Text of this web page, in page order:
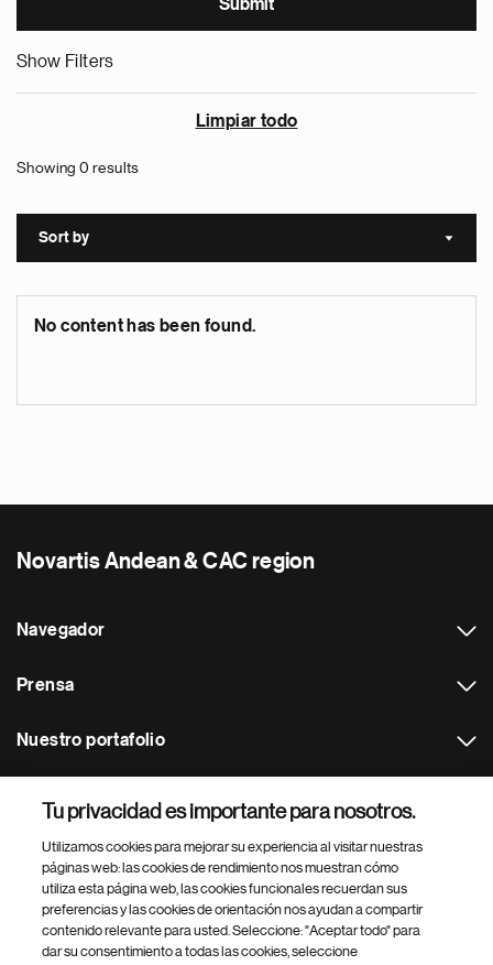
Show Filters
Limpiar todo
Showing 0 results
Sort by Sort
No content has been found.
Novartis Andean & CAC region
Navegador
Prensa
Nuestro portafolio
Footer Site Search
Tu privacidad es importante para nosotros.
Utilizamos cookies para mejorar su experiencia al visitar nuestras
páginas web: las cookies de rendimiento nos muestran cómo
utiliza esta página web, las cookies funcionales recuerdan sus
preferencias y las cookies de orientación nos ayudan a compartir
contenido relevante para usted. Seleccione: "Aceptar todo" para
dar su consentimiento a todas las cookies, seleccione